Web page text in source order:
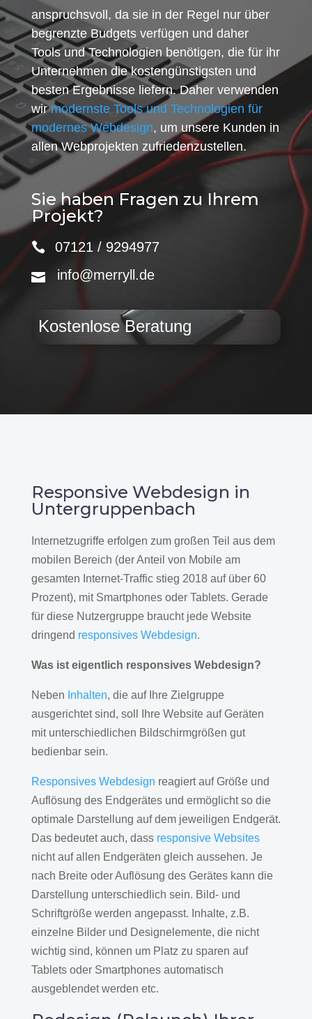
anspruchsvoll, da sie in der Regel nur über
begrenzte Budgets verfügen und daher
Tools und Technologien benötigen, die für ihr
Unternehmen die kostengünstigsten und
besten Ergebnisse liefern. Daher verwenden
wirmodernste Tools und Technologien für
modernes Webdesign, um unsere Kunden in
allen Webprojekten zufriedenzustellen.
Sie haben Fragen zu Ihrem
Projekt?
07121 / 9294977
info@merryll.de
Kostenlose Beratung
Responsive Webdesign in
Untergruppenbach
Internetzugriffe erfolgen zum großen Teil aus dem
mobilen Bereich (der Anteil von Mobile am
gesamten Internet-Traffic stieg 2018 auf über 60
Prozent), mit Smartphones oder Tablets. Gerade
für diese Nutzergruppe braucht jede Website
dringend responsives Webdesign.
Was ist eigentlich responsives Webdesign?
Neben Inhalten, die auf Ihre Zielgruppe
ausgerichtet sind, soll Ihre Website auf Geräten
mit unterschiedlichen Bildschirmgrößen gut
bedienbar sein.
Responsives Webdesign reagiert auf Größe und
Auflösung des Endgerätes und ermöglicht so die
optimale Darstellung auf dem jeweiligen Endgerät.
Das bedeutet auch, dass responsive Websites
nicht auf allen Endgeräten gleich aussehen. Je
nach Breite oder Auflösung des Gerätes kann die
Darstellung unterschiedlich sein. Bild- und
Schriftgröße werden angepasst. Inhalte, z.B.
einzelne Bilder und Designelemente, die nicht
wichtig sind, können um Platz zu sparen auf
Tablets oder Smartphones automatisch
ausgeblendet werden etc.